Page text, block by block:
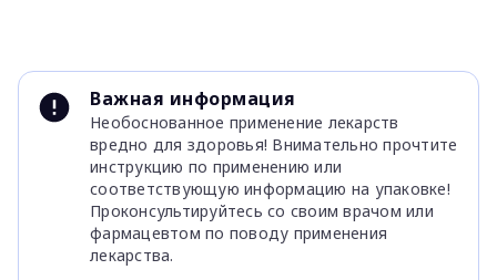
Важная информация
Необоснованное применение лекарств
вредно для здоровья! Внимательно прочтите
инструкцию по применению или
соответствующую информацию на упаковке!
Проконсультируйтесь со своим врачом или
фармацевтом по поводу применения
лекарства.